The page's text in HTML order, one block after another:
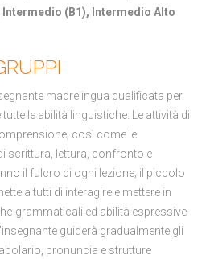
(B1), Intermedio Alto
madrelingua qualificata per
le abilità linguistiche. Le attività di
così come le
scrittura, lettura, confronto e
il fulcro di ogni lezione; il piccolo
a tutti di interagire e mettere in
grammaticali ed abilità espressive
guiderà gradualmente gli
pronuncia e strutture